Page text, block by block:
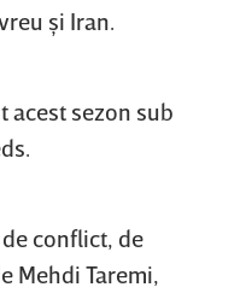
şi Iran.
acest sezon sub
conflict, de
Mehdi Taremi,